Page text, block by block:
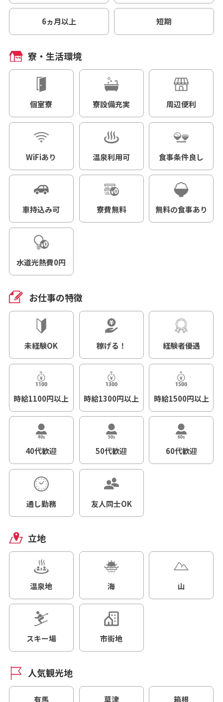
6ヵ月以上 短期
寮・生活環境
個室寮 寮設備充実 周辺便利
WiFiあり 温泉利用可 食事条件良し
車持込み可 寮費無料 無料の食事あり
水道光熱費0円
お仕事の特徴
未経験OK 稼げる！ 経験者優遇
時給1100円以上 時給1300円以上 時給1500円以上
40代歓迎 50代歓迎 60代歓迎
通し勤務 友人同士OK
立地
温泉地 海 山
スキー場 市街地
人気観光地
有馬 草津 箱根